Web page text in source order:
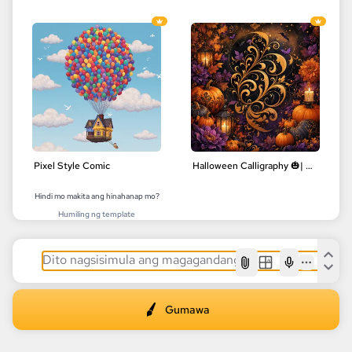
Pixel Style Comic Halloween Calligraphy 🎃| Delicate Floral Designs | Digital Art
Hindi mo makita ang hinahanap mo?
Humiling ng template
AI
Gumawa